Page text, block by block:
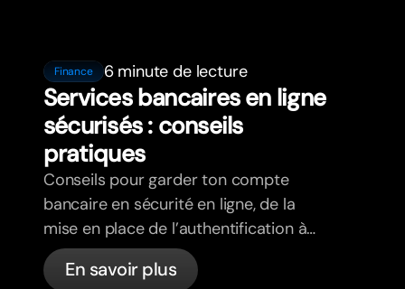
Finance 6 minute de lecture
Services bancaires en ligne
sécurisés : conseils
pratiques
Conseils pour garder ton compte
bancaire en sécurité en ligne, de la
mise en place de l’authentification à
deux facteurs à la détection du
phishing, en passant par le contrôle de
En savoir plus